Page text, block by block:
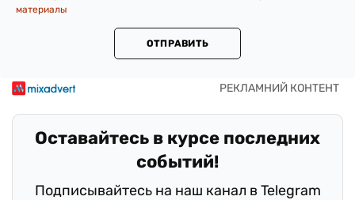
материалы
ОТПРАВИТЬ
Оставайтесь в курсе последних
событий!
Подписывайтесь на наш канал в Telegram